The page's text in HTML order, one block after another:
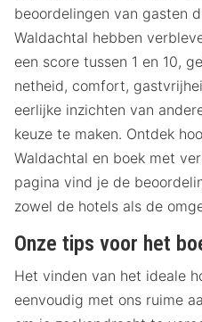
beoordelingen van gasten
Waldachtal hebben
een score tussen 1 en 10,
netheid, comfort,
eerlijke inzichten van
keuze te maken. Ontdek
Waldachtal en boek met
pagina vind je de
zowel de hotels als de
Onze tips voor het
Het vinden van het ideale
eenvoudig met ons ruime